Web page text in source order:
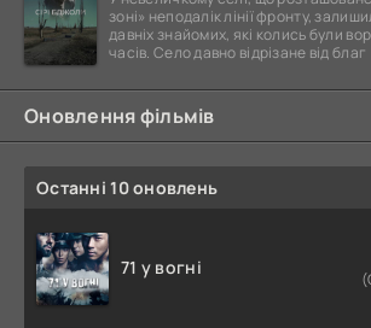
зоні» неподалік лінії фронту,
давніх знайомих, які колись були
часів. Село давно відрізане від благ
Оновлення фільмів
Останні 10 оновлень
71 у вогні